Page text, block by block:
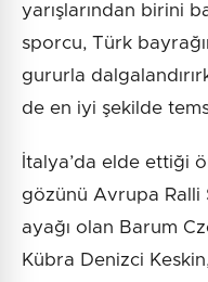
yarışlarından birini
sporcu, Türk
gururla
de en iyi şekilde
İtalya’da elde ettiği
gözünü Avrupa Ralli
ayağı olan Barum
Kübra Denizci